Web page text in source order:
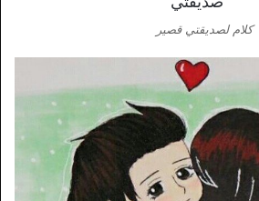
كلام لصديقتي قصير